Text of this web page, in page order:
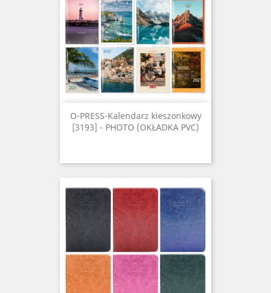
O-PRESS-Kalendarz kieszonkowy
[3193] - PHOTO (OKŁADKA PVC)